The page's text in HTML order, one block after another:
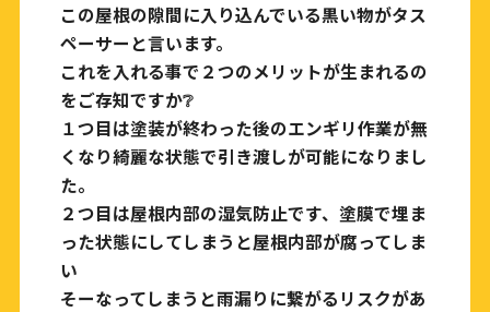
この屋根の隙間に入り込んでいる黒い物がタス
ペーサーと言います。
これを入れる事で２つのメリットが生まれるの
をご存知ですか❔
１つ目は塗装が終わった後のエンギリ作業が無
くなり綺麗な状態で引き渡しが可能になりまし
た。
２つ目は屋根内部の湿気防止です、塗膜で埋ま
った状態にしてしまうと屋根内部が腐ってしま
い
そーなってしまうと雨漏りに繋がるリスクがあ